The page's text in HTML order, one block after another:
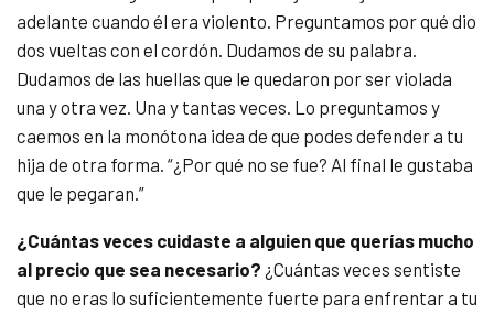
adelante cuando él era violento. Preguntamos por qué dio
dos vueltas con el cordón. Dudamos de su palabra.
Dudamos de las huellas que le quedaron por ser violada
una y otra vez. Una y tantas veces. Lo preguntamos y
caemos en la monótona idea de que podes defender a tu
hija de otra forma. “¿Por qué no se fue? Al final le gustaba
que le pegaran.”
¿Cuántas veces cuidaste a alguien que querías mucho
al precio que sea necesario? ¿Cuántas veces sentiste
que no eras lo suficientemente fuerte para enfrentar a tu